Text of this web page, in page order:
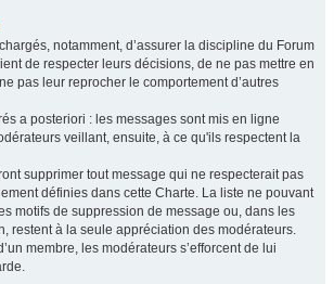
notamment, d’assurer la discipline du Forum
de respecter leurs décisions, de ne pas mettre en
pas leur reprocher le comportement d’autres
a posteriori : les messages sont mis en ligne
veillant, ensuite, à ce qu'ils respectent la
supprimer tout message qui ne respecterait pas
définies dans cette Charte. La liste ne pouvant
motifs de suppression de message ou, dans les
restent à la seule appréciation des modérateurs.
membre, les modérateurs s’efforcent de lui